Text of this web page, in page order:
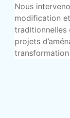
Nous
modification
traditionnelles
projets